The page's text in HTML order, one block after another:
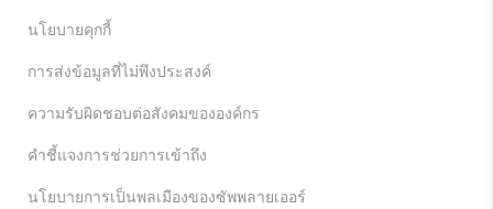
นโยบายคุกกี้
การส่งข้อมูลที่ไม่พึงประสงค์
ความรับผิดชอบต่อสังคมขององค์กร
คําชี้แจงการช่วยการเข้าถึง
นโยบายการเป็นพลเมืองของซัพพลายเออร์